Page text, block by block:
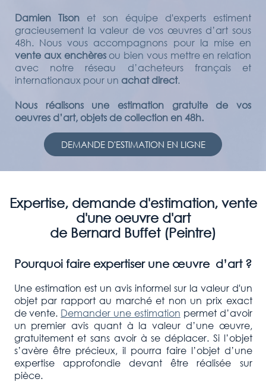
Damien Tison et son équipe d'experts estiment
gracieusement la valeur de vos œuvres d’art sous
48h. Nous vous accompagnons pour la mise en
vente aux enchèresou bien vous mettre en relation
avec notre réseau d’acheteurs français et
internationaux pour un achat direct.
Nous réalisons une estimation gratuite de vos
oeuvres d’art, objets de collection en 48h.
DEMANDE D'ESTIMATION EN LIGNE
Expertise, demande d'estimation, vente
d'une oeuvre d'art
de Bernard Buffet (Peintre)
Pourquoi faire expertiser une œuvre d’art ?
Une estimation est un avis informel sur la valeur d'un
objet par rapport au marché et non un prix exact
de vente. Demander une estimation permet d’avoir
un premier avis quant à la valeur d’une œuvre,
gratuitement et sans avoir à se déplacer. Si l’objet
s’avère être précieux, il pourra faire l’objet d’une
expertise approfondie devant être réalisée sur
pièce.